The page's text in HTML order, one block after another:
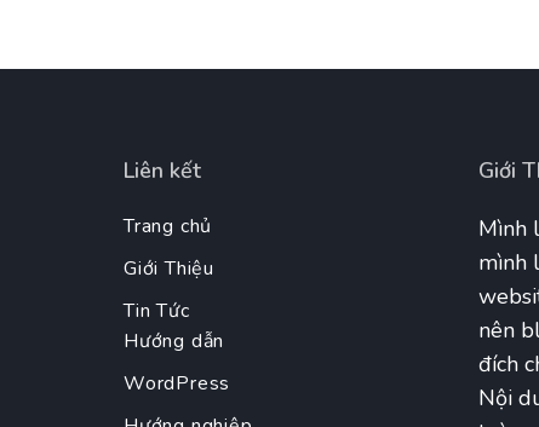
Liên kết
Trang chủ
Giới Thiệu
Tin Tức
Hướng dẫn
WordPress
Giới
Mình
mình
nên
đích
Nội